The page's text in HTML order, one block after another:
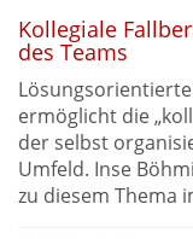
Kollegiale
des Teams
ermöglicht die
der selbst
Umfeld. Inse
zu diesem Thema